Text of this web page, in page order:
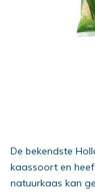
De bekendste
kaassoort en
natuurkaas kan